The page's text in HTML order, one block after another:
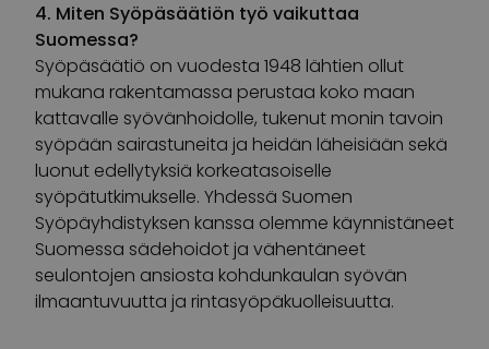
4. Miten Syöpäsäätiön työ vaikuttaa
Suomessa?
Syöpäsäätiö on vuodesta 1948 lähtien ollut
mukana rakentamassa perustaa koko maan
kattavalle syövänhoidolle, tukenut monin tavoin
syöpään sairastuneita ja heidän läheisiään sekä
luonut edellytyksiä korkeatasoiselle
syöpätutkimukselle. Yhdessä Suomen
Syöpäyhdistyksen kanssa olemme käynnistäneet
Suomessa sädehoidot ja vähentäneet
seulontojen ansiosta kohdunkaulan syövän
ilmaantuvuutta ja rintasyöpäkuolleisuutta.